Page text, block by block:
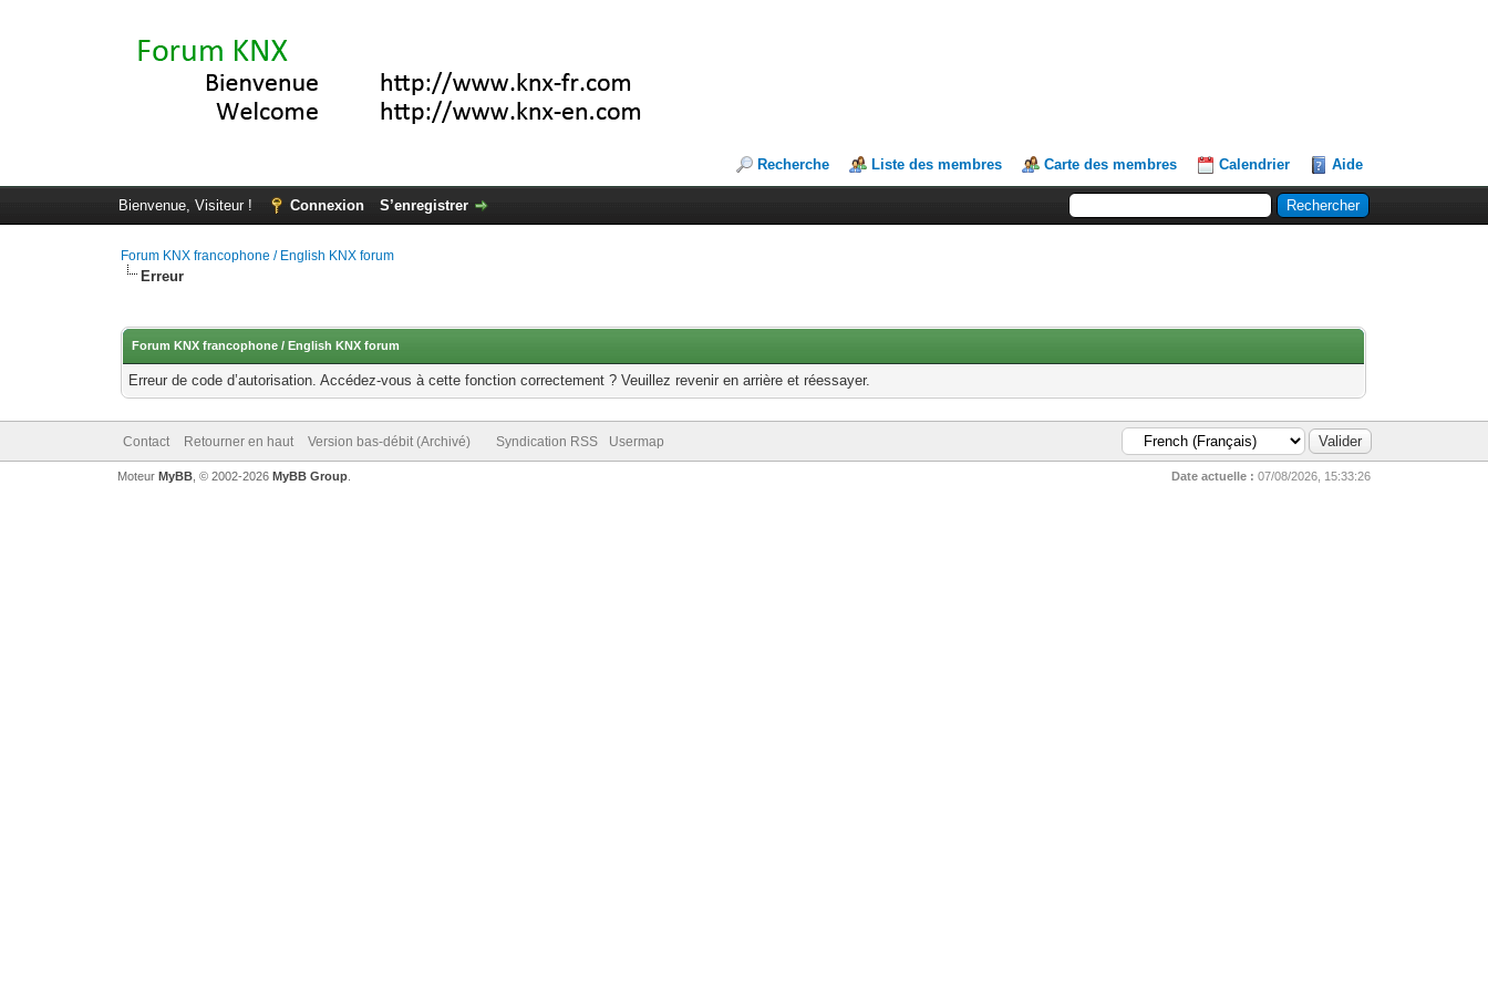
Recherche Liste des membres Carte des membres Calendrier Aide
Bienvenue, Visiteur ! Connexion S’enregistrer
Forum KNX francophone / English KNX forum
Erreur
Forum KNX francophone / English KNX forum
Erreur de code d’autorisation. Accédez-vous à cette fonction correctement ? Veuillez revenir en arrière et réessayer.
Contact Retourner en haut Version bas-débit (Archivé) Syndication RSS Usermap
Date actuelle : 07/08/2026, 15:33:26
Moteur MyBB, © 2002-2026 MyBB Group.